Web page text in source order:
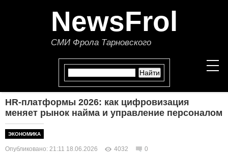
NewsFrol
СМИ Фрола Тарновского
НОВОСТИ
HR-платформы 2026: как цифровизация
меняет рынок найма и управление персоналом
ЭКОНОМИКА
Опубликовано: 21:11 18.06.2026 4032 0